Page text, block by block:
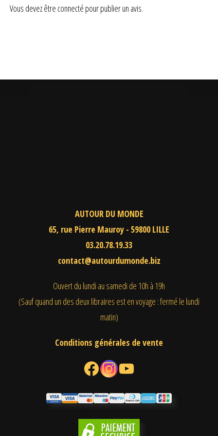
Vous devez être connecté pour publier un avis.
AUTOUR DU MONDE
65, rue Pierre Mauroy - 59800 LILLE
03.20.78.19.33
contact@autourdumonde.biz
Ouvert du lundi au samedi de 10h à 19h
(Sauf quand un des deux libraires est en voyage : fermé le lundi
matin)
Conditions générales de vente
Facebook Instagram YouTube